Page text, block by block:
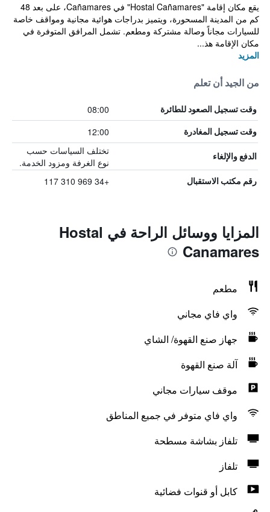
يقع مكان إقامة "Hostal Cañamares" في Cañamares، على بعد 48
كم من المدينة المسحورة، ويتميز بدراجات هوائية مجانية ومواقف خاصة
للسيارات مجاناً وصالة مشتركة ومطعم. تشمل المرافق المتوفرة في
مكان الإقامة هذ...
المزيد
من الجيد أن تعلم
وقت تسجيل الصعود للطائرة 08:00
وقت تسجيل المغادرة 12:00
الدفع والإلغاء
تختلف السياسات حسب
نوع الغرفة ومزود الخدمة.
رقم مكتب الاستقبال +34 969 310 117
المزايا ووسائل الراحة في Hostal
Canamares
مطعم
واي فاي مجاني
جهاز صنع القهوة/ الشاي
آلة صنع القهوة
موقف سيارات مجاني
واي فاي متوفر في جميع المناطق
تلفاز بشاشة مسطحة
تلفاز
كابل أو قنوات فضائية